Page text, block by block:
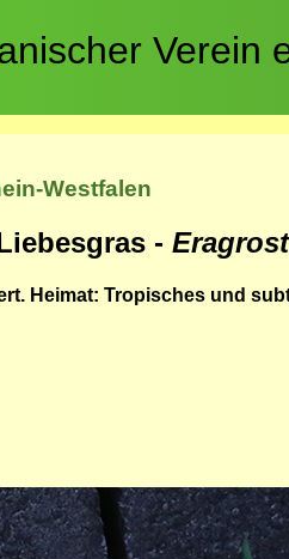
Verein
Westfalen
-
Heimat: Tropisches und